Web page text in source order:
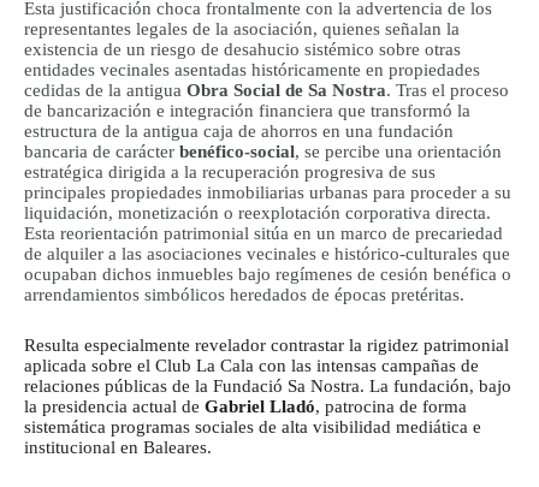
Esta justificación choca frontalmente con la advertencia de los
representantes legales de la asociación, quienes señalan la
existencia de un riesgo de desahucio sistémico sobre otras
entidades vecinales asentadas históricamente en propiedades
cedidas de la antigua Obra Social de Sa Nostra. Tras el proceso
de bancarización e integración financiera que transformó la
estructura de la antigua caja de ahorros en una fundación
bancaria de carácter benéfico-social, se percibe una orientación
estratégica dirigida a la recuperación progresiva de sus
principales propiedades inmobiliarias urbanas para proceder a su
liquidación, monetización o reexplotación corporativa directa.
Esta reorientación patrimonial sitúa en un marco de precariedad
de alquiler a las asociaciones vecinales e histórico-culturales que
ocupaban dichos inmuebles bajo regímenes de cesión benéfica o
arrendamientos simbólicos heredados de épocas pretéritas.
Resulta especialmente revelador contrastar la rigidez patrimonial
aplicada sobre el Club La Cala con las intensas campañas de
relaciones públicas de la Fundació Sa Nostra. La fundación, bajo
la presidencia actual de Gabriel Lladó, patrocina de forma
sistemática programas sociales de alta visibilidad mediática e
institucional en Baleares.